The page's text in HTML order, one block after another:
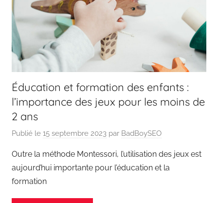
Éducation et formation des enfants :
l’importance des jeux pour les moins de
2 ans
Publié le 15 septembre 2023 par BadBoySEO
Outre la méthode Montessori, l’utilisation des jeux est
aujourd’hui importante pour l’éducation et la
formation